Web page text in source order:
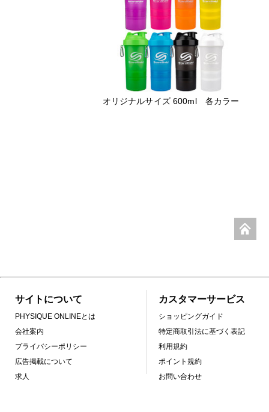
オリジナルサイズ 600ml 各カラー
サイトについて
PHYSIQUE ONLINEとは
会社案内
プライバシーポリシー
広告掲載について
求人
カスタマーサービス
ショッピングガイド
特定商取引法に基づく表記
利用規約
ポイント規約
お問い合わせ